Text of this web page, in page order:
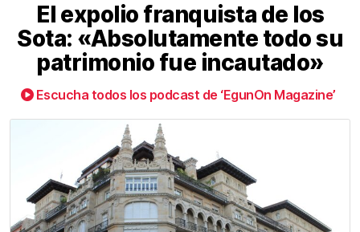
El expolio franquista de los
Sota: «Absolutamente todo su
patrimonio fue incautado»
Escucha todos los podcast de ‘EgunOn Magazine’